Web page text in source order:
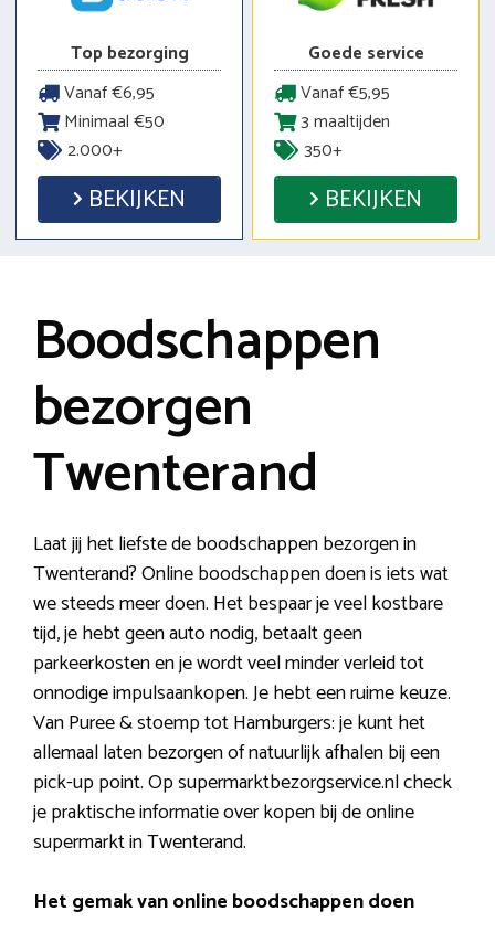
Top bezorging
Vanaf €6,95
Minimaal €50
2.000+
BEKIJKEN
Goede service
Vanaf €5,95
3 maaltijden
350+
BEKIJKEN
Boodschappen
bezorgen
Twenterand
Laat jij het liefste de boodschappen bezorgen in
Twenterand? Online boodschappen doen is iets wat
we steeds meer doen. Het bespaar je veel kostbare
tijd, je hebt geen auto nodig, betaalt geen
parkeerkosten en je wordt veel minder verleid tot
onnodige impulsaankopen. Je hebt een ruime keuze.
Van Puree & stoemp tot Hamburgers: je kunt het
allemaal laten bezorgen of natuurlijk afhalen bij een
pick-up point. Op supermarktbezorgservice.nl check
je praktische informatie over kopen bij de online
supermarkt in Twenterand.
Het gemak van online boodschappen doen